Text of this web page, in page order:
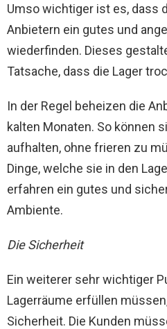
Umso wichtiger ist es, dass
Anbietern ein gutes und
wiederfinden. Dieses
Tatsache, dass die Lager
In der Regel beheizen die
kalten Monaten. So können
aufhalten, ohne frieren zu
Dinge, welche sie in den
erfahren ein gutes und
Ambiente.
Die Sicherheit
Ein weiterer sehr wichtiger
Lagerräume erfüllen
Sicherheit. Die Kunden